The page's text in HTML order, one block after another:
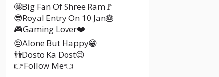
🤩Big Fan Of Shree Ram🚩
😎Royal Entry On 10 Jan🎂
🎮Gaming Lover❤️
😔Alone But Happy😁
👬Dosto Ka Dost😉
👉Follow Me👈